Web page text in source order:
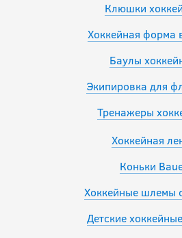
Клюшки
Хоккейная форма
Баулы
Экипировка для
Тренажеры
Хоккейная
Коньки
Хоккейные шлемы
Детские